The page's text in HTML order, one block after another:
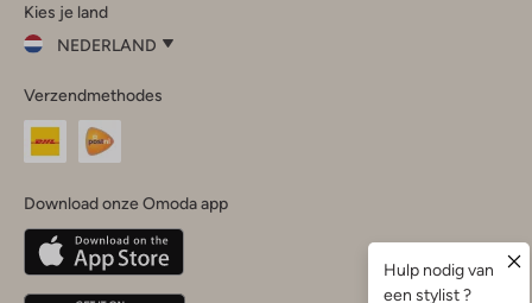
InstagramFacebook
Kies je land
NEDERLAND
je
land
Nederland
Belgique(Français)
Deutschland
Verzendmethodes
Download onze Omoda app